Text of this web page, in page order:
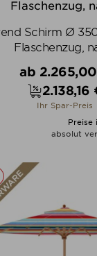
Schirm Ø
Flaschenzug,
ab
Preis
2.138,16
Ihr Spar-Preis
Preise
absolut